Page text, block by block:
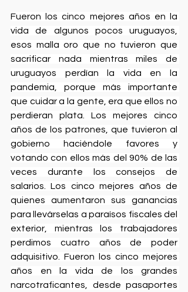
Fueron los cinco mejores años en la
vida de algunos pocos uruguayos,
esos malla oro que no tuvieron que
sacrificar nada mientras miles de
uruguayos perdían la vida en la
pandemia, porque más importante
que cuidar a la gente, era que ellos no
perdieran plata. Los mejores cinco
años de los patrones, que tuvieron al
gobierno haciéndole favores y
votando con ellos más del 90% de las
veces durante los consejos de
salarios. Los cinco mejores años de
quienes aumentaron sus ganancias
para llevárselas a paraísos fiscales del
exterior, mientras los trabajadores
perdimos cuatro años de poder
adquisitivo. Fueron los cinco mejores
años en la vida de los grandes
narcotraficantes, desde pasaportes